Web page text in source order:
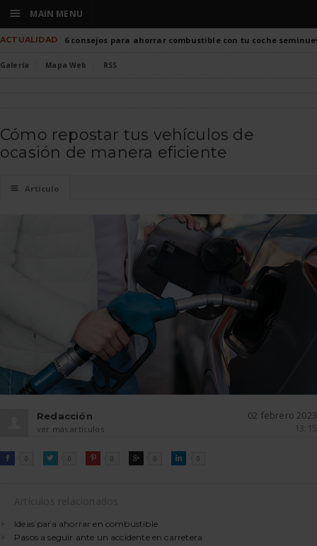
ACTUALIDAD 6 consejos para ahorrar combustible con tu coche
Galería Mapa Web RSS
Cómo repostar tus vehículos de
ocasión de manera eficiente
☰ Artículo
Redacción
ver más artículos
02 febrero 2023
13:15

FACEBOOK
0 
TWITTER0 
PINTEREST
0 
GOOGLE0 
LINKEDIN
0
Ideas para ahorrar en combustible
Pasos a seguir ante un accidente en carretera
☰ MAIN MENU